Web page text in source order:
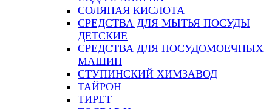
СОЛЯНАЯ КИСЛОТА
СРЕДСТВА ДЛЯ МЫТЬЯ ПОСУДЫ
ДЕТСКИЕ
СРЕДСТВА ДЛЯ ПОСУДОМОЕЧНЫХ
МАШИН
СТУПИНСКИЙ ХИМЗАВОД
ТАЙРОН
ТИРЕТ